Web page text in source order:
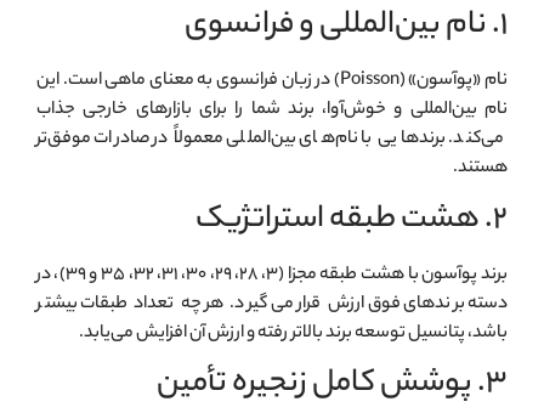
۱. نام بین‌المللی و فرانسوی
نام «پوآسون» (Poisson) در زبان فرانسوی به معنای ماهی است
. این
نام بین‌المللی و خوش‌آوا، برند شما را برای بازارهای خارجی جذاب
می‌کند. برندهایی با نام‌های بین‌المللی معمولاً در صادرات موفق‌تر
هستند.
۲. هشت طبقه استراتژیک
برند پوآسون با هشت طبقه مجزا (۳، ۲۸، ۲۹، ۳۰، ۳۱، ۳۲، ۳۵ و ۳۹)، در
دسته برندهای فوق‌ارزش قرار می‌گیرد. هر چه تعداد طبقات بیشتر
باشد، پتانسیل توسعه برند بالاتر رفته و ارزش آن افزایش می‌یابد.
۳. پوشش کامل زنجیره تأمین